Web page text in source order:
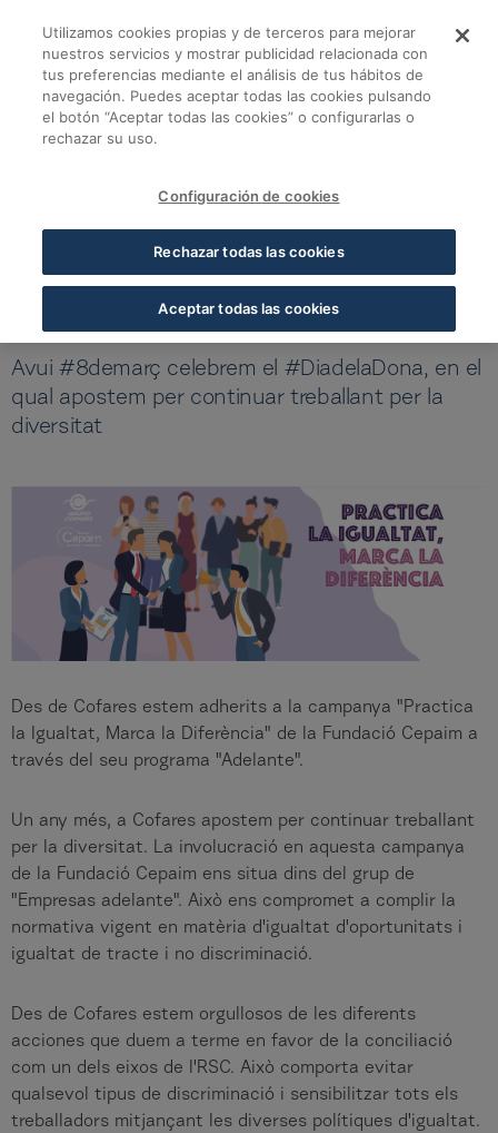
8 de març, dia
Tornar a totes les notícies
8 de març, dia internacional de
la dona
#Actualidad
Avui #8demarç celebrem el #DiadelaDona, en el
qual apostem per continuar treballant per la
diversitat
Des de Cofares estem adherits a la campanya "Practica
la Igualtat, Marca la Diferència" de la Fundació Cepaim a
través del seu programa "Adelante".
Un any més, a Cofares apostem per continuar treballant
per la diversitat. La involucració en aquesta campanya
de la Fundació Cepaim ens situa dins del grup de
"Empresas adelante". Això ens compromet a complir la
normativa vigent en matèria d'igualtat d'oportunitats i
igualtat de tracte i no discriminació.
Des de Cofares estem orgullosos de les diferents
acciones que duem a terme en favor de la conciliació
com un dels eixos de l'RSC. Això comporta evitar
qualsevol tipus de discriminació i sensibilitzar tots els
treballadors mitjançant les diverses polítiques d'igualtat.
Utilizamos cookies propias y de terceros para mejorar
nuestros servicios y mostrar publicidad relacionada con
tus preferencias mediante el análisis de tus hábitos de
navegación. Puedes aceptar todas las cookies pulsando
el botón “Aceptar todas las cookies” o configurarlas o
rechazar su uso.
Configuración de cookies
Rechazar todas las cookies
Aceptar todas las cookies